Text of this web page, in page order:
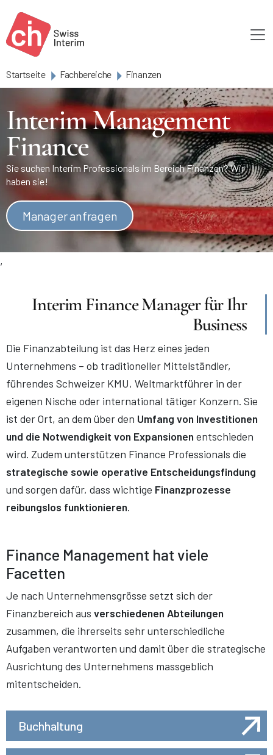
Startseite Fachbereiche Finanzen
Interim Management
Finance
Sie suchen Interim Professionals im Bereich Finanzen? Wir
haben sie!
Manager anfragen
,
Interim Finance Manager für Ihr
Business
Die Finanzabteilung ist das Herz eines jeden
Unternehmens – ob traditioneller Mittelständler,
führendes Schweizer KMU, Weltmarktführer in der
eigenen Nische oder international tätiger Konzern. Sie
ist der Ort, an dem über den Umfang von Investitionen
und die Notwendigkeit von Expansionen entschieden
wird. Zudem unterstützen Finance Professionals die
strategische sowie operative Entscheidungsfindung
und sorgen dafür, dass wichtige Finanzprozesse
reibungslos funktionieren.
Finance Management hat viele
Facetten
Je nach Unternehmensgrösse setzt sich der
Finanzbereich aus verschiedenen Abteilungen
zusammen, die ihrerseits sehr unterschiedliche
Aufgaben verantworten und damit über die strategische
Ausrichtung des Unternehmens massgeblich
mitentscheiden.
Buchhaltung